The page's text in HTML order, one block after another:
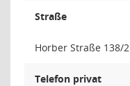
Straße
Horber Straße 138/2
Telefon privat